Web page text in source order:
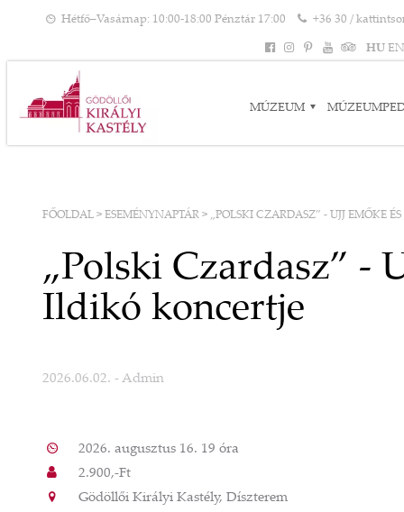
Hétfő–Vasárnap: 10:00-18:00 Pénztár 17:00 +36 30 /
HU
MÚZEUM
FŐOLDAL > ESEMÉNYNAPTÁR > „POLSKI CZARDASZ” - UJJ EMŐKE
„Polski Czardasz” -
Ildikó koncertje
2026.06.02. - Admin
2026. augusztus 16. 19 óra
2.900,-Ft
Gödöllői Királyi Kastély, Díszterem